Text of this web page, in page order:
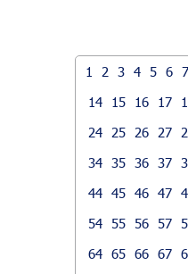
1 2 3 4 5 6 7
14
15 16 17
24
25 26 27
34 35 36 37
44 45 46 47
54 55 56 57
64 65 66 67